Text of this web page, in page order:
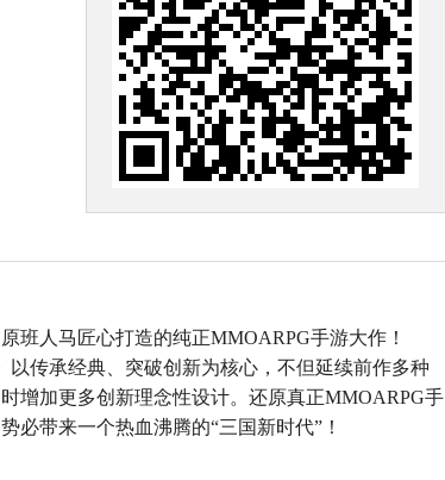
原班人马匠心打造的纯正MMOARPG手游大作！
以传承经典、突破创新为核心，不但延续前作多种
增加更多创新理念性设计。还原真正MMOARPG手
必带来一个热血沸腾的“三国新时代”！